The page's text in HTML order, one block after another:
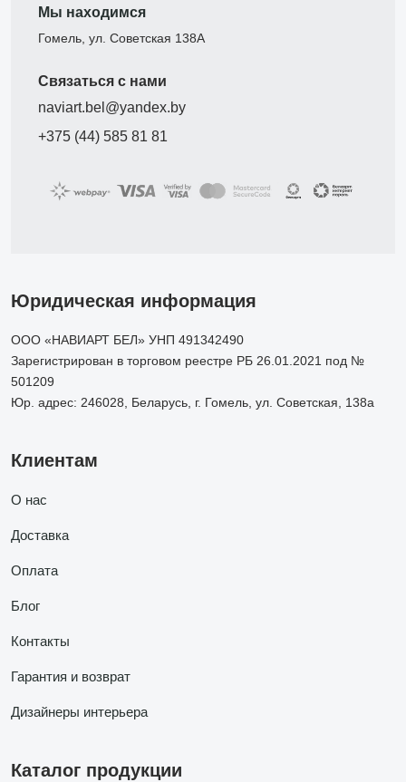
Мы находимся
Гомель, ул. Советская 138А
Связаться с нами
naviart.bel@yandex.by
+375 (44) 585 81 81
Юридическая информация
ООО «НАВИАРТ БЕЛ» УНП 491342490
Зарегистрирован в торговом реестре РБ 26.01.2021 под №
501209
Юр. адрес: 246028, Беларусь, г. Гомель, ул. Советская, 138а
Клиентам
О нас
Доставка
Оплата
Блог
Контакты
Гарантия и возврат
Дизайнеры интерьера
Каталог продукции